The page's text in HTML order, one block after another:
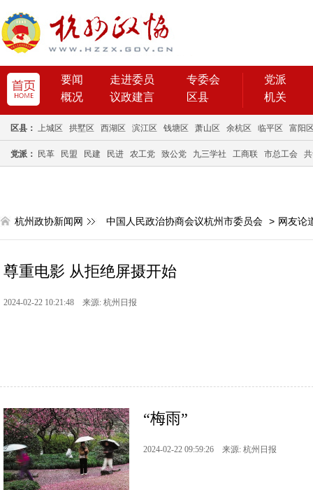
要闻 走进委员
专委会
概况
议政建言 区县
党派
机关
区县： 上城区 拱墅区 西湖区 滨江区 钱塘区 萧山区 余杭区 临平区 富阳
党派： 民革 民盟 民建 民进 农工党 致公党 九三学社 工商联 市总工会
杭州政协新闻网 中国人民政治协商会议杭州市委员会 > 网友论
尊重电影 从拒绝屏摄开始
2024-02-22 10:21:48 来源: 杭州日报
“梅雨”
2024-02-22 09:59:26 来源: 杭州日报